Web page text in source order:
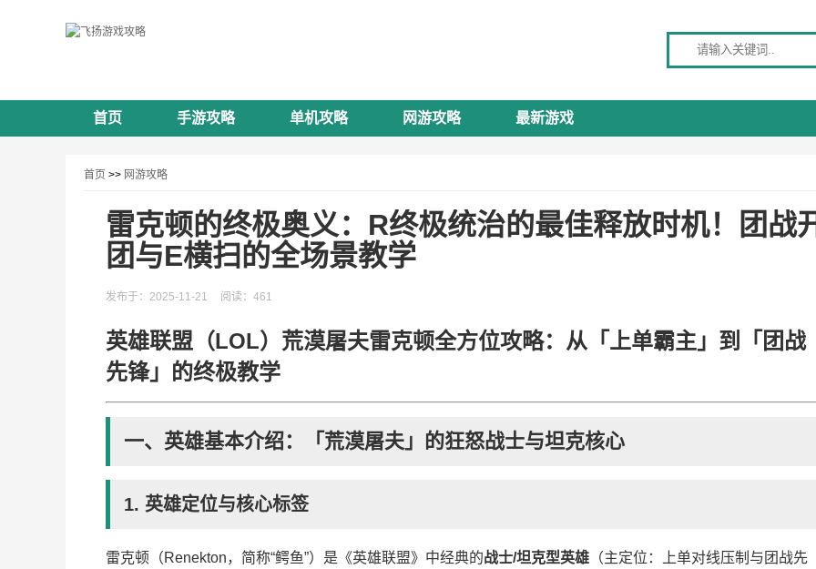
请输入关键词
首页 手游攻略 单机攻略 网游攻略 最新游戏
首页 >> 网游攻略
雷克顿的终极奥义：R终极统治的最佳释放时机！团战
团与E横扫的全场景教学
发布于：2025-11-21 阅读：461
英雄联盟（LOL）荒漠屠夫雷克顿全方位攻略：从「上单霸主」到「团战
先锋」的终极教学
一、英雄基本介绍：「荒漠屠夫」的狂怒战士与坦克核心
1. 英雄定位与核心标签
雷克顿（Renekton，简称“鳄鱼”）是《英雄联盟》中经典的战士/坦克型英雄 （主定位：上单对线压制与团战先